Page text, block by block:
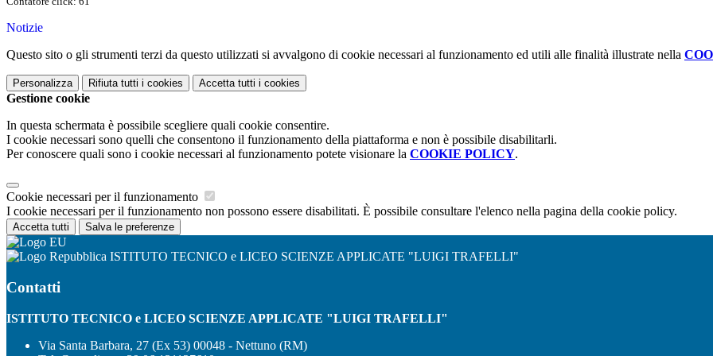
Notizie
Questo sito o gli strumenti terzi da questo utilizzati si avvalgono di cookie necessari al funzionamento ed utili alle finalità illustrate nella
Personalizza Rifiuta tutti i cookies Accetta tutti i cookies
Gestione cookie
In questa schermata è possibile scegliere quali cookie consentire.
I cookie necessari sono quelli che consentono il funzionamento della piattaforma e non è possibile disabilitarli.
Per conoscere quali sono i cookie necessari al funzionamento potete visionare la COOKIE POLICY.
Cookie necessari per il funzionamento
I cookie necessari per il funzionamento non possono essere disabilitati. È possibile consultare l'elenco nella pagina della cookie policy.
Accetta tutti Salva le preferenze
ISTITUTO TECNICO e LICEO SCIENZE APPLICATE "LUIGI TRAFELLI"
Contatti
ISTITUTO TECNICO e LICEO SCIENZE APPLICATE "LUIGI TRAFELLI"
Via Santa Barbara, 27 (Ex 53) 00048 - Nettuno (RM)